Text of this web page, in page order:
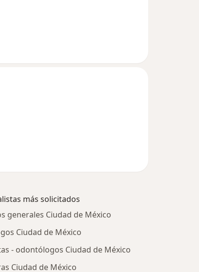
más solicitados
generales Ciudad de México
Ciudad de México
- odontólogos Ciudad de México
Ciudad de México